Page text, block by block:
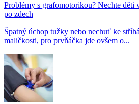
Problémy s grafomotorikou? Nechte děti
po zdech
Špatný úchop tužky nebo nechuť ke
maličkosti, pro prvňáčka jde ovšem o...